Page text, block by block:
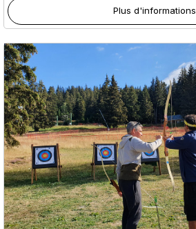
Plus d'informations